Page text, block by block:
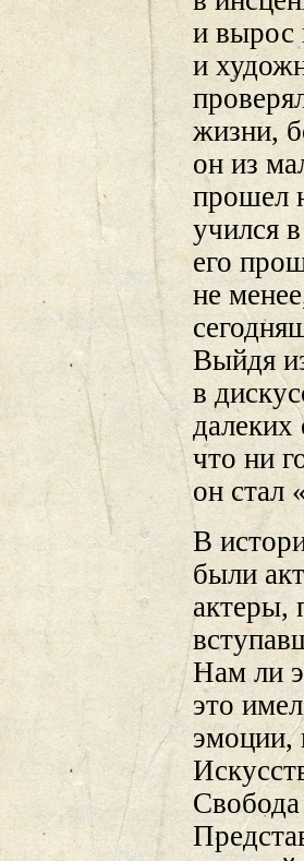
и вырос
и
жизни,
он из
прошел
учился
его
не
Выйдя
в
что ни
он стал
В
были
актеры,
Нам ли
это
эмоции,